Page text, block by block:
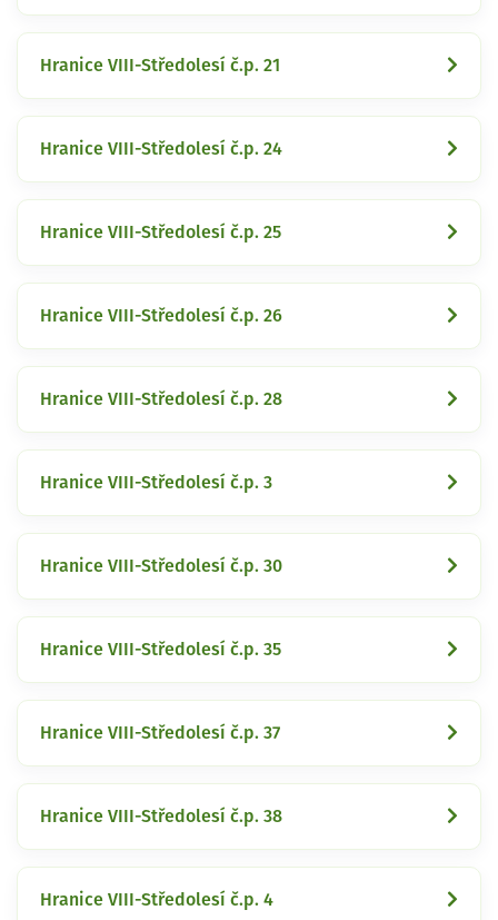
Hranice VIII-Středolesí č.p. 21
Hranice VIII-Středolesí č.p. 24
Hranice VIII-Středolesí č.p. 25
Hranice VIII-Středolesí č.p. 26
Hranice VIII-Středolesí č.p. 28
Hranice VIII-Středolesí č.p. 3
Hranice VIII-Středolesí č.p. 30
Hranice VIII-Středolesí č.p. 35
Hranice VIII-Středolesí č.p. 37
Hranice VIII-Středolesí č.p. 38
Hranice VIII-Středolesí č.p. 4